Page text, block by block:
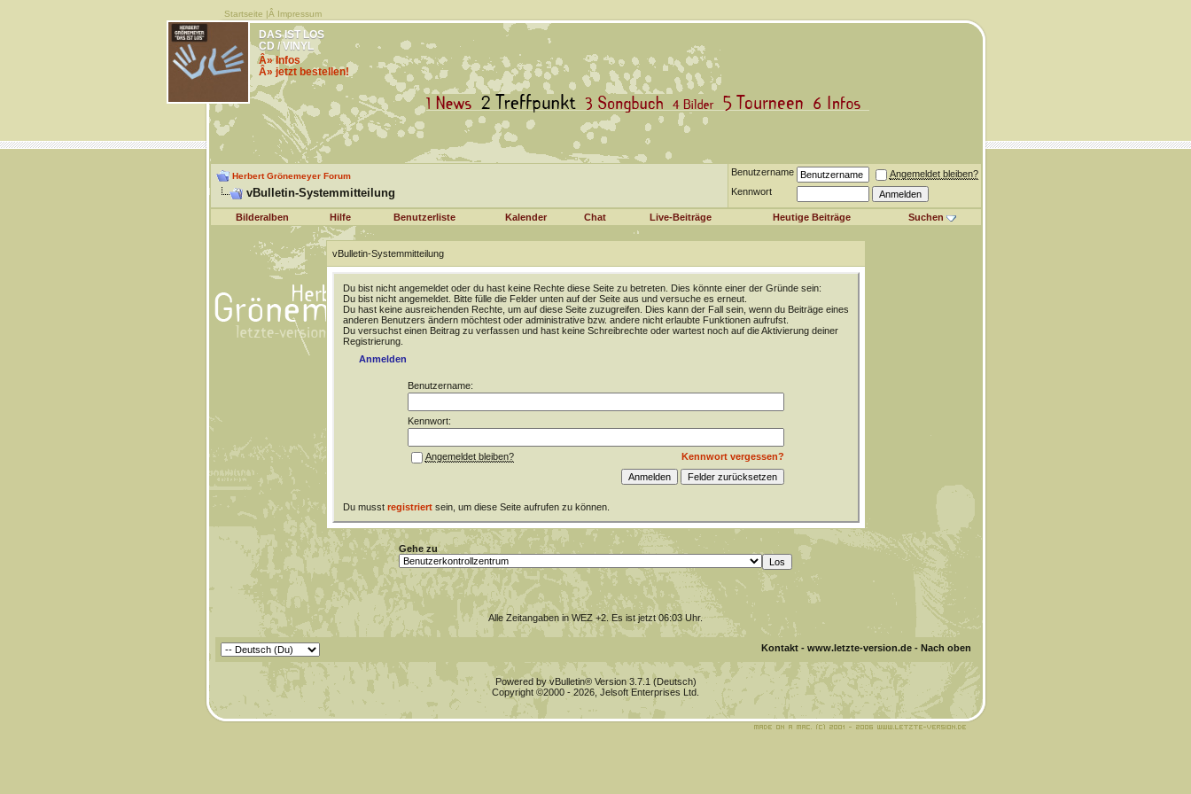
Startseite |Â Impressum
DAS IST LOS
CD / VINYL
Â» Infos
Â» jetzt bestellen!
Herbert Grönemeyer Forum
vBulletin-Systemmitteilung
Benutzername
Angemeldet bleiben?
Kennwort
Bilderalben Hilfe Benutzerliste Kalender Chat Live-Beiträge Heutige Beiträge Suchen
vBulletin-Systemmitteilung
Du bist nicht angemeldet oder du hast keine Rechte diese Seite zu betreten. Dies könnte einer der Gründe sein:
Du bist nicht angemeldet. Bitte fülle die Felder unten auf der Seite aus und versuche es erneut.
Du hast keine ausreichenden Rechte, um auf diese Seite zuzugreifen. Dies kann der Fall sein, wenn du Beiträge eines
anderen Benutzers ändern möchtest oder administrative bzw. andere nicht erlaubte Funktionen aufrufst.
Du versuchst einen Beitrag zu verfassen und hast keine Schreibrechte oder wartest noch auf die Aktivierung deiner
Registrierung.
Anmelden
Benutzername:
Kennwort:
Kennwort vergessen?
Angemeldet bleiben?
Du musst registriertsein, um diese Seite aufrufen zu können.
Gehe zu
Alle Zeitangaben in WEZ +2. Es ist jetzt06:03Uhr.
Kontakt- www.letzte-version.de- Nach oben
Powered by vBulletin® Version 3.7.1 (Deutsch)
Copyright ©2000 - 2026, Jelsoft Enterprises Ltd.